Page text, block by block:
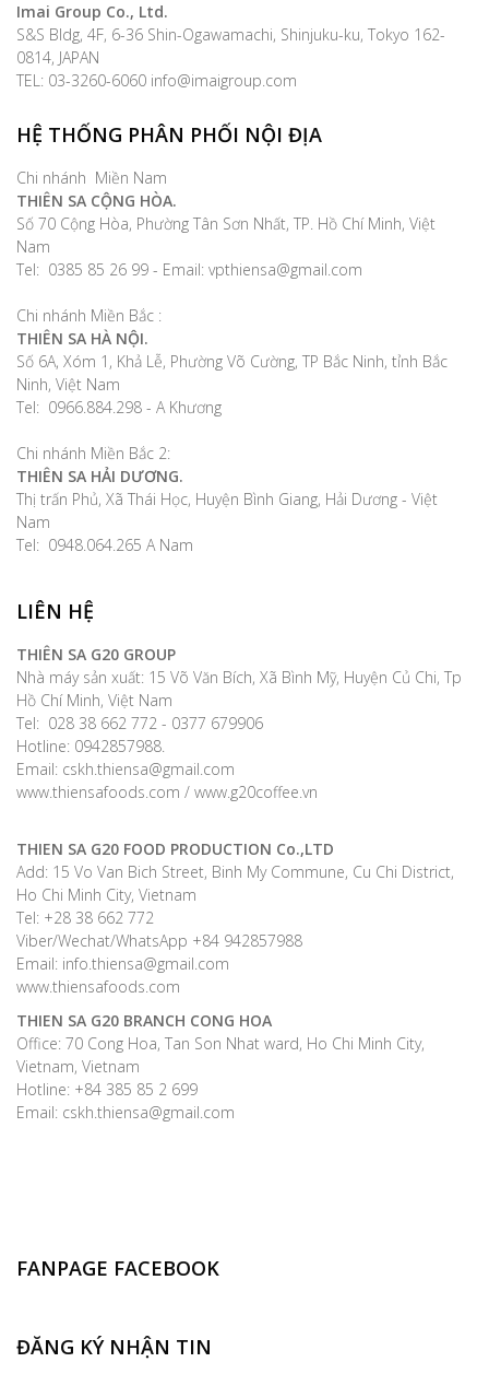
Imai Group Co., Ltd.
S&S Bldg, 4F, 6-36 Shin-Ogawamachi, Shinjuku-ku, Tokyo 162-
0814, JAPAN
TEL: 03-3260-6060 info@imaigroup.com
HỆ THỐNG PHÂN PHỐI NỘI ĐỊA
Chi nhánh Miền Nam
THIÊN SA CỘNG HÒA.
Số 70 Cộng Hòa, Phường Tân Sơn Nhất, TP. Hồ Chí Minh, Việt
Nam
Tel: 0385 85 26 99 - Email: vpthiensa@gmail.com
Chi nhánh Miền Bắc :
THIÊN SA HÀ NỘI.
Số 6A, Xóm 1, Khả Lễ, Phường Võ Cường, TP Bắc Ninh, tỉnh Bắc
Ninh, Việt Nam
Tel: 0966.884.298 - A Khương
Chi nhánh Miền Bắc 2:
THIÊN SA HẢI DƯƠNG.
Thị trấn Phủ, Xã Thái Học, Huyện Bình Giang, Hải Dương - Việt
Nam
Tel: 0948.064.265 A Nam
LIÊN HỆ
THIÊN SA G20 GROUP
Nhà máy sản xuất: 15 Võ Văn Bích, Xã Bình Mỹ, Huyện Củ Chi, Tp
Hồ Chí Minh, Việt Nam
Tel: 028 38 662 772 - 0377 679906
Hotline: 0942857988.
Email: cskh.thiensa@gmail.com
www.thiensafoods.com / www.g20coffee.vn
THIEN SA G20 FOOD PRODUCTION Co.,LTD
Add: 15 Vo Van Bich Street, Binh My Commune, Cu Chi District,
Ho Chi Minh City, Vietnam
Tel: +28 38 662 772
Viber/Wechat/WhatsApp +84 942857988
Email: info.thiensa@gmail.com
www.thiensafoods.com
THIEN SA G20 BRANCH CONG HOA
Office: 70 Cong Hoa, Tan Son Nhat ward, Ho Chi Minh City,
Vietnam, Vietnam
Hotline: +84 385 85 2 699
Email: cskh.thiensa@gmail.com
FANPAGE FACEBOOK
ĐĂNG KÝ NHẬN TIN